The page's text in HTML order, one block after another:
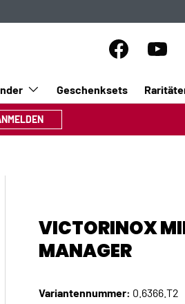
Facebook
Geschenksets
VICTORINOX
MANAGER
Variantennummer: 0.6366.T2